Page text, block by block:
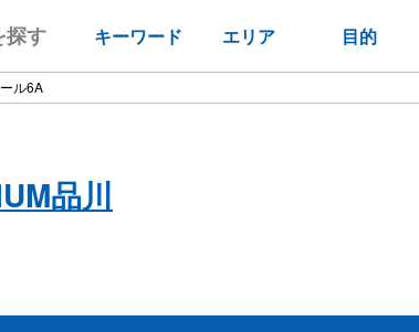
探す キーワード エリア 目的
ル6A
品川